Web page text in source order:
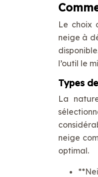
Le choix
neige à
l’outil le
Types
La
neige
optimal.